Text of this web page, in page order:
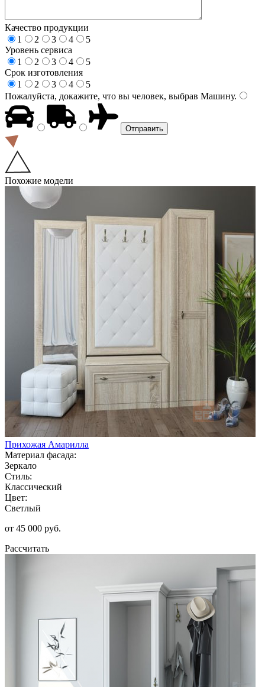
Качество продукции
1
2 3 4
5
Уровень сервиса
1
2 3 4
5
Срок изготовления
1
2 3 4
5
Пожалуйста, докажите, что вы человек, выбрав Машину.
Похожие модели
Прихожая Амарилла
Материал фасада:
Зеркало
Стиль:
Классический
Цвет:
Светлый
от 45 000 руб.
Рассчитать